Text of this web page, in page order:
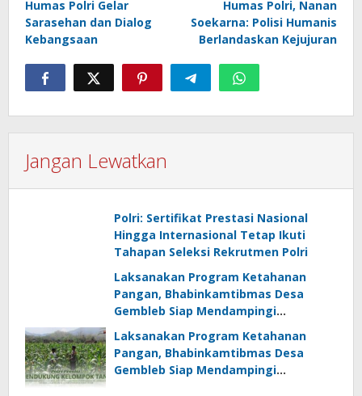
Humas Polri Gelar
Sarasehan dan Dialog
Kebangsaan
Humas Polri, Nanan
Soekarna: Polisi Humanis
Berlandaskan Kejujuran
Jangan Lewatkan
Polri: Sertifikat Prestasi Nasional
Hingga Internasional Tetap Ikuti
Tahapan Seleksi Rekrutmen Polri
Laksanakan Program Ketahanan
Pangan, Bhabinkamtibmas Desa
Gembleb Siap Mendampingi
Kelompok Tani
Laksanakan Program Ketahanan
Pangan, Bhabinkamtibmas Desa
Gembleb Siap Mendampingi